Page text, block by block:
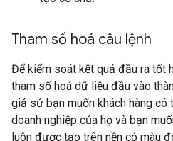
Tham số hoá câu lệnh
Để kiểm soát kết quả đầu ra tốt
tham số hoá dữ liệu đầu vào
giả sử bạn muốn khách hàng có
doanh nghiệp của họ và bạn
luôn được tạo trên nền có màu